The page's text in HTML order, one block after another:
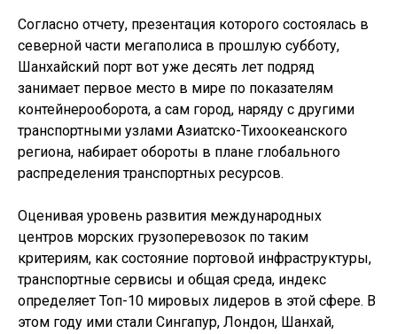
Cогласно отчету, презентация которого состоялась в
северной части мегаполиса в прошлую субботу,
Шанхайский порт вот уже десять лет подряд
занимает первое место в мире по показателям
контейнерооборота, а сам город, наряду с другими
транспортными узлами Азиатско-Тихоокеанского
региона, набирает обороты в плане глобального
распределения транспортных ресурсов.
Оценивая уровень развития международных
центров морских грузоперевозок по таким
критериям, как состояние портовой инфраструктуры,
транспортные сервисы и общая среда, индекс
определяет Топ-10 мировых лидеров в этой сфере. В
этом году ими стали Сингапур, Лондон, Шанхай,